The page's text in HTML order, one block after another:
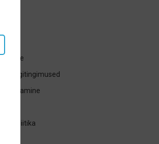
toode
müügitingimused
tagastamine